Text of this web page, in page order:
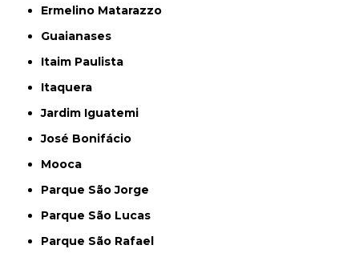
Ermelino Matarazzo
Guaianases
Itaim Paulista
Itaquera
Jardim Iguatemi
José Bonifácio
Mooca
Parque São Jorge
Parque São Lucas
Parque São Rafael